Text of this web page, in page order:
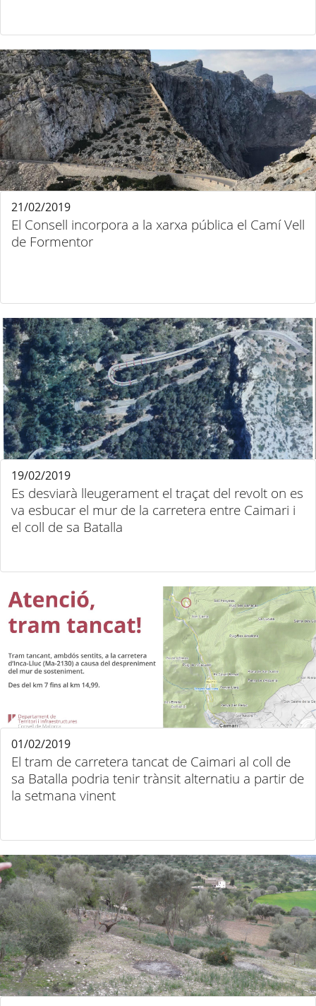
El Consell incorpora a la xarxa pública el Camí Vell
de Formentor
21/02/2019
Es desviarà lleugerament el traçat del revolt on es
va esbucar el mur de la carretera entre Caimari i
el coll de sa Batalla
19/02/2019
El tram de carretera tancat de Caimari al coll de
sa Batalla podria tenir trànsit alternatiu a partir de
la setmana vinent
01/02/2019